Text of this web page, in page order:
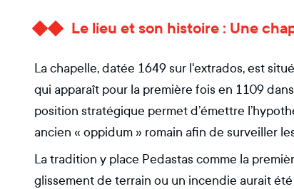
Le lieu et son histoire : Une
La chapelle, datée 1649 sur l'extrados, est
qui apparaît pour la première fois en 1109
position stratégique permet d’émettre
ancien « oppidum » romain afin de surveiller
La tradition y place Pedastas comme la
glissement de terrain ou un incendie aurait